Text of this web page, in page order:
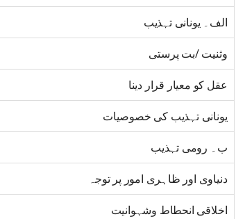
الف۔ یونانی تہذیب
وثنیت /بت پرستی
عقل کو معیار قرار دینا
یونانی تہذیب کی خصوصیات
ب۔ رومی تہذیب
دنیاوی اور ظاہری امور پر توجہ
اخلاقی انحطاط وشہوانیت